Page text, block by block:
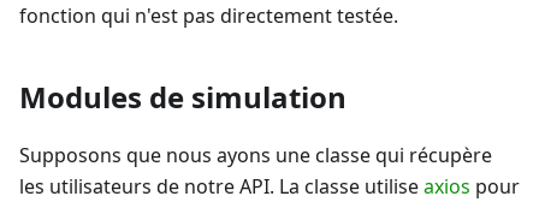
fonction qui n'est pas directement testée.
Modules de simulation
Supposons que nous ayons une classe qui récupère
les utilisateurs de notre API. La classe utiliseaxios pour